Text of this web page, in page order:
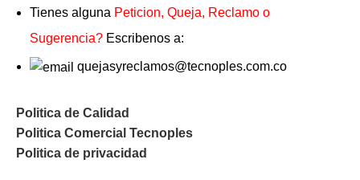
Tienes alguna Peticion, Queja, Reclamo o
Sugerencia? Escribenos a:
quejasyreclamos@tecnoples.com.co
Politica de Calidad
Politica Comercial Tecnoples
Politica de privacidad